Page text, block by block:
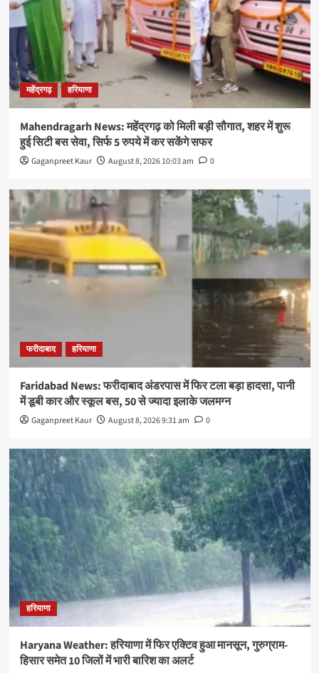
महेंद्रगढ़ हरियाणा
Mahendragarh News: महेंद्रगढ़ को मिली बड़ी सौगात, शहर में शुरू
हुई सिटी बस सेवा, सिर्फ 5 रुपये में कर सकेंगे सफर
Gaganpreet Kaur August 8, 2026 10:03 am 0
फरीदाबाद हरियाणा
Faridabad News: फरीदाबाद अंडरपास में फिर टला बड़ा हादसा, पानी
में डूबी कार और स्कूल बस, 50 से ज्यादा इलाके जलमग्न
Gaganpreet Kaur August 8, 2026 9:31 am 0
हरियाणा
Haryana Weather: हरियाणा में फिर एक्टिव हुआ मानसून, गुरुग्राम-
हिसार समेत 10 जिलों में भारी बारिश का अलर्ट